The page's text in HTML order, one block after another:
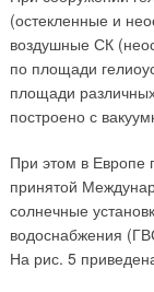
(остекленные и
воздушные СК
по площади
площади
построено с
При этом в Европе
принятой
солнечные
водоснабжения
На рис. 5
определять расход
тепловыделений
производными от
Значения
отсутствуют.
инженером по
результата и
понимает
пропорционально
органах по тем же